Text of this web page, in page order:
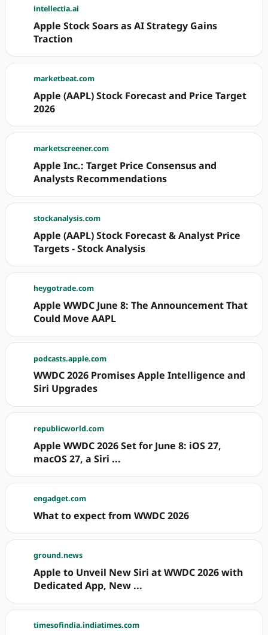
intellectia.ai
Apple Stock Soars as AI Strategy Gains
Traction
marketbeat.com
Apple (AAPL) Stock Forecast and Price Target
2026
marketscreener.com
Apple Inc.: Target Price Consensus and
Analysts Recommendations
stockanalysis.com
Apple (AAPL) Stock Forecast & Analyst Price
Targets - Stock Analysis
heygotrade.com
Apple WWDC June 8: The Announcement That
Could Move AAPL
podcasts.apple.com
WWDC 2026 Promises Apple Intelligence and
Siri Upgrades
republicworld.com
Apple WWDC 2026 Set for June 8: iOS 27,
macOS 27, a Siri ...
engadget.com
What to expect from WWDC 2026
ground.news
Apple to Unveil New Siri at WWDC 2026 with
Dedicated App, New ...
timesofindia.indiatimes.com